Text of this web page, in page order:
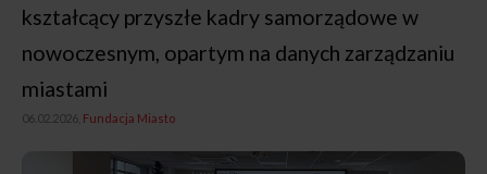
kształcący przyszłe kadry samorządowe w
nowoczesnym, opartym na danych zarządzaniu
miastami
06.02.2026, Fundacja Miasto